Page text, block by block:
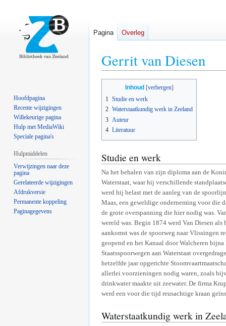
Gerrit van Diesen
navigatie
springen
zoeken
springen
Inhoud
1 Studie en werk
2 Waterstaatkundig werk in Zeeland
3 Auteur
4 Literatuur
Studie en werk
Na het behalen van zijn diploma aan de
Waterstaat, waar hij verschillende
werd hij belast met de aanleg van de
Maas, een geweldige onderneming voor die
de grote overspanning die hier nodig was.
wereld was. Begin 1874 werd Van Diesen
aankomst was de spoorweg naar Vlissingen
geopend en het Kanaal door Walcheren
Staatsspoorwegen aan Waterstaat
hetzelfde jaar opgerichte
allerlei voorzieningen nodig waren, zoals
drinkwater maakte uit zeewater. De firma
werd een voor die tijd reusachtige kraan
Waterstaatkundig werk in
Pagina Overleg
Hoofdpagina
Recente wijzigingen
Willekeurige pagina
Hulp met MediaWiki
Speciale pagina's
Hulpmiddelen
Verwijzingen naar deze
pagina
Gerelateerde wijzigingen
Afdrukversie
Permanente koppeling
Paginagegevens